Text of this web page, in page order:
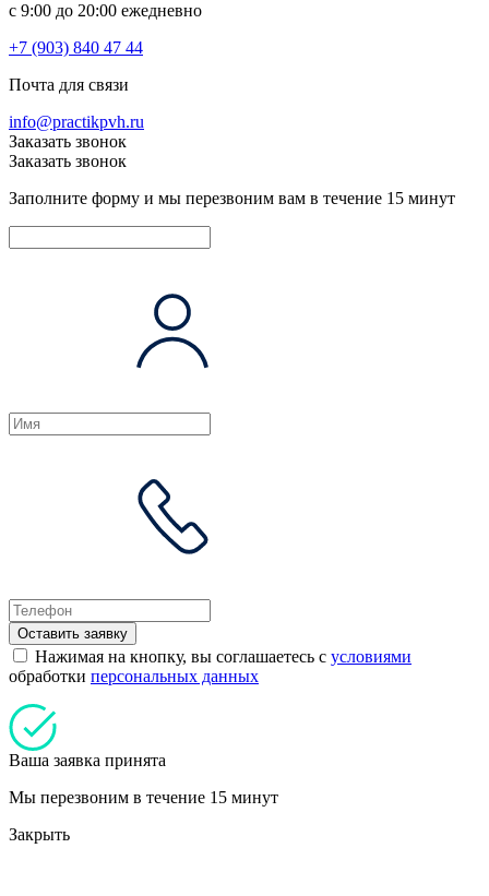
c 9:00 до 20:00 ежедневно
+7 (903) 840 47 44
Почта для связи
info@practikpvh.ru
Заказать звонок
Заказать звонок
Заполните форму и мы перезвоним вам в течение 15 минут
Оставить заявку
Нажимая на кнопку, вы соглашаетесь с условиями
обработки персональных данных
Ваша заявка принята
Мы перезвоним в течение 15 минут
Закрыть